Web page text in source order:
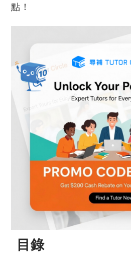
點！
目錄